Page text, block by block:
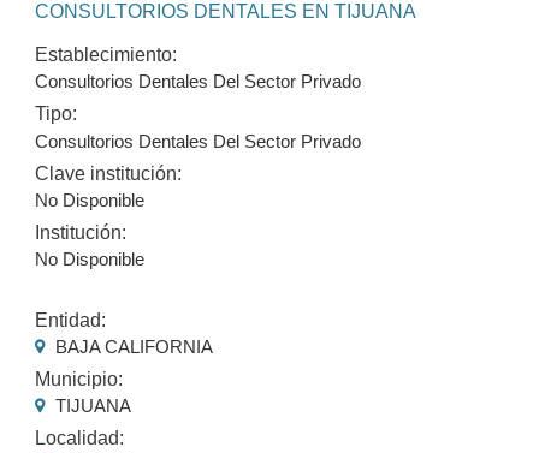
CONSULTORIOS DENTALES EN TIJUANA
Establecimiento:
Consultorios Dentales Del Sector Privado
Tipo:
Consultorios Dentales Del Sector Privado
Clave institución:
No Disponible
Institución:
No Disponible
Entidad:
BAJA CALIFORNIA
Municipio:
TIJUANA
Localidad: